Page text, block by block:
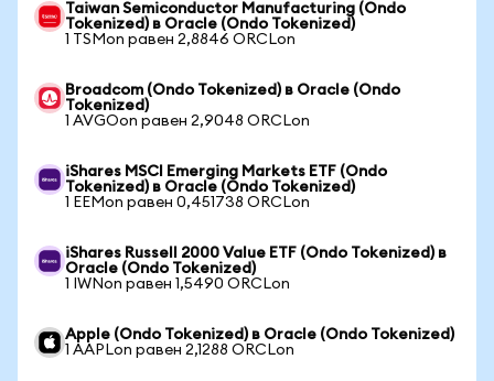
Taiwan Semiconductor Manufacturing (Ondo
Tokenized) в Oracle (Ondo Tokenized)
1 TSMon равен 2,8846 ORCLon
Broadcom (Ondo Tokenized) в Oracle (Ondo
Tokenized)
1 AVGOon равен 2,9048 ORCLon
iShares MSCI Emerging Markets ETF (Ondo
Tokenized) в Oracle (Ondo Tokenized)
1 EEMon равен 0,451738 ORCLon
iShares Russell 2000 Value ETF (Ondo Tokenized) в
Oracle (Ondo Tokenized)
1 IWNon равен 1,5490 ORCLon
Apple (Ondo Tokenized) в Oracle (Ondo Tokenized)
1 AAPLon равен 2,1288 ORCLon